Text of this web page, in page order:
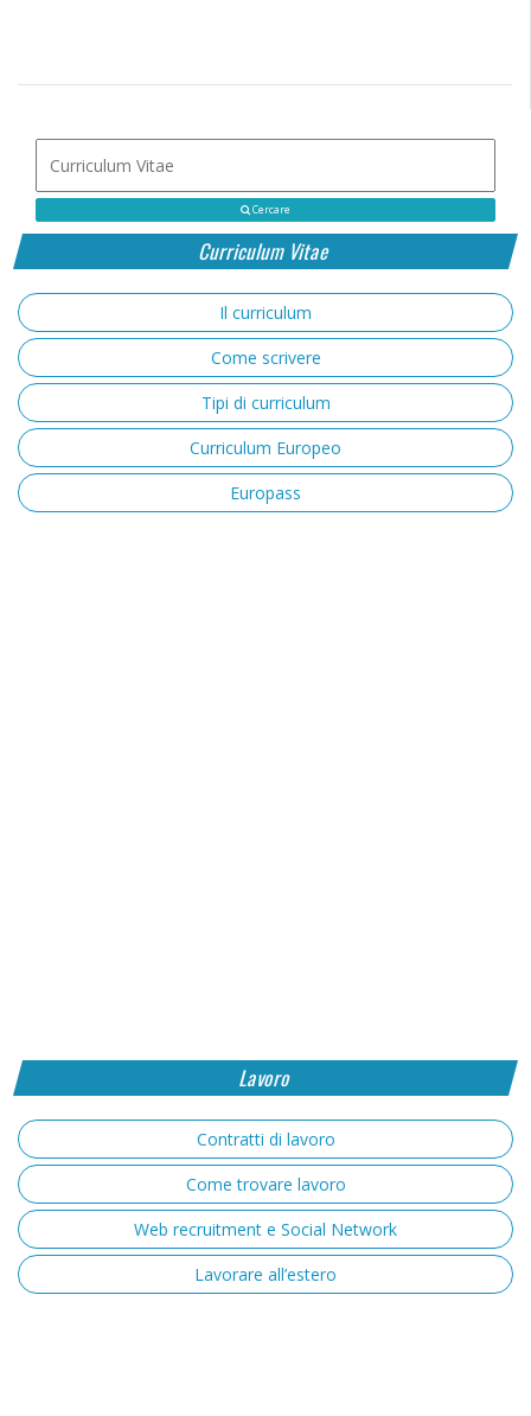
Cercare
Curriculum Vitae
Il curriculum
Come scrivere
Tipi di curriculum
Curriculum Europeo
Europass
Lavoro
Contratti di lavoro
Come trovare lavoro
Web recruitment e Social Network
Lavorare all’estero